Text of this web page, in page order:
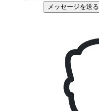
メッセージを送る